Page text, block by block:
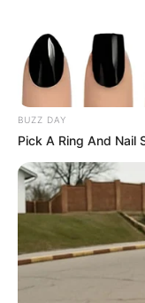
BUZZ DAY
Pick A Ring And Nail